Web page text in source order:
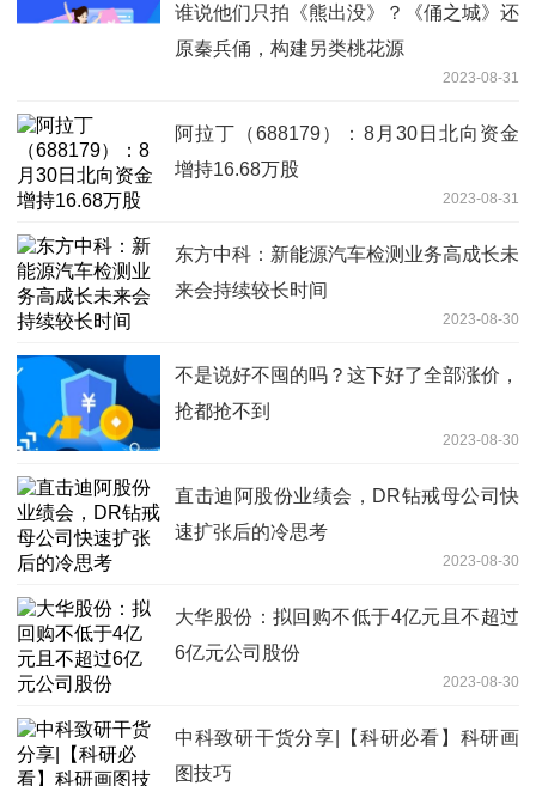
谁说他们只拍《熊出没》？《俑之城》还
原秦兵俑，构建另类桃花源
2023-08-31
阿拉丁（688179）：8月30日北向资金
增持16.68万股
2023-08-31
东方中科：新能源汽车检测业务高成长未
来会持续较长时间
2023-08-30
不是说好不囤的吗？这下好了全部涨价，
抢都抢不到
2023-08-30
直击迪阿股份业绩会，DR钻戒母公司快
速扩张后的冷思考
2023-08-30
大华股份：拟回购不低于4亿元且不超过
6亿元公司股份
2023-08-30
中科致研干货分享|【科研必看】科研画
图技巧